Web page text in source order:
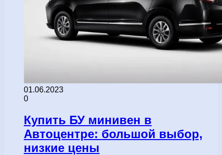
01.06.2023
0
Купить БУ минивен в
Автоцентре: большой выбор,
низкие цены